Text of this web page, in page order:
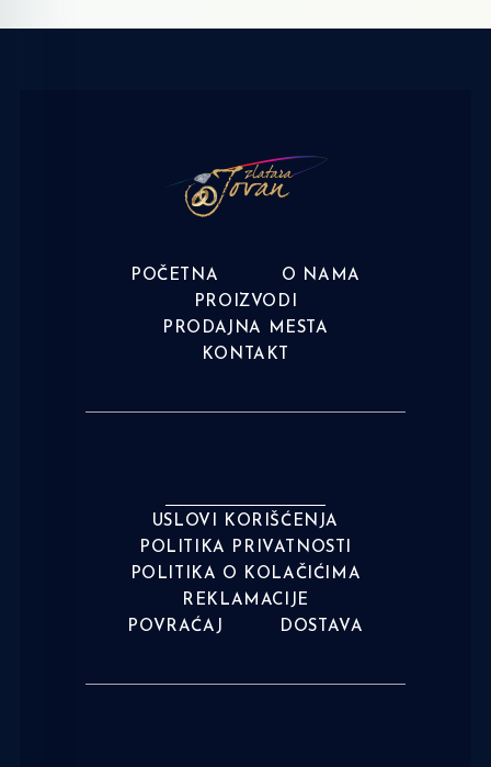
POČETNA
O NAMA
PROIZVODI
PRODAJNA MESTA
KONTAKT
USLOVI KORIŠĆENJA
POLITIKA PRIVATNOSTI
POLITIKA O KOLAČIĆIMA
REKLAMACIJE
POVRAĆAJ
DOSTAVA